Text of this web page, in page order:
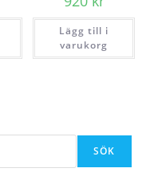
Lägg till i
varukorg
SÖK